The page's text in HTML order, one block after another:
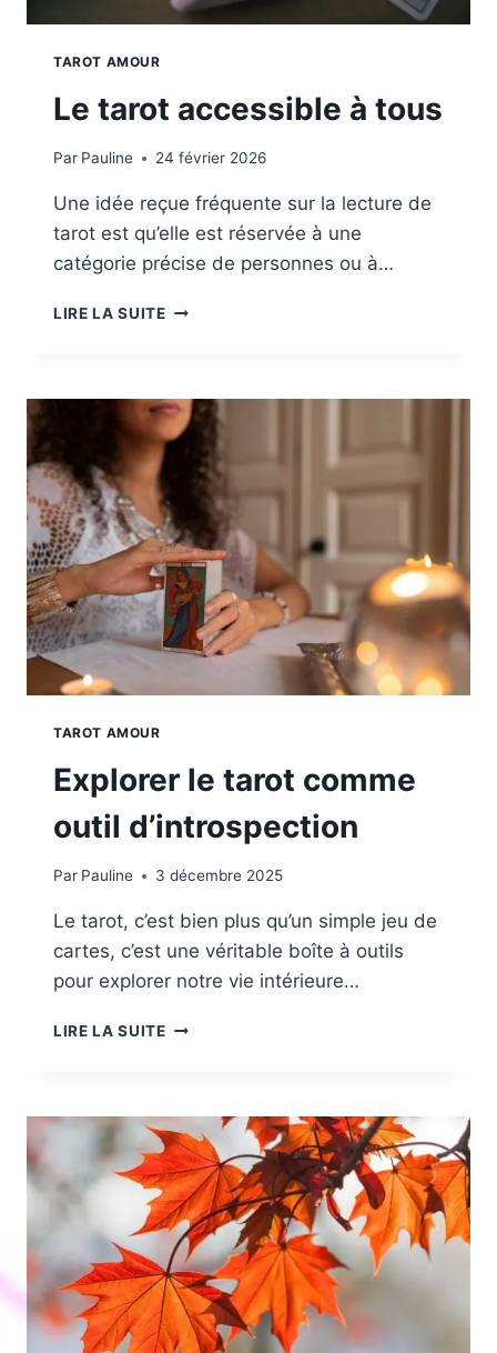
TAROT AMOUR
Le tarot accessible à tous
Par Pauline 24 février 2026
Une idée reçue fréquente sur la lecture de
tarot est qu’elle est réservée à une
catégorie précise de personnes ou à…
LIRE LA SUITELE
TOUS
TAROT AMOUR
Explorer le tarot comme
outil d’introspection
Par Pauline 3 décembre 2025
Le tarot, c’est bien plus qu’un simple jeu de
cartes, c’est une véritable boîte à outils
pour explorer notre vie intérieure…
LIRE LA SUITEEXPLORER
OUTIL
D’INTROSPECTION